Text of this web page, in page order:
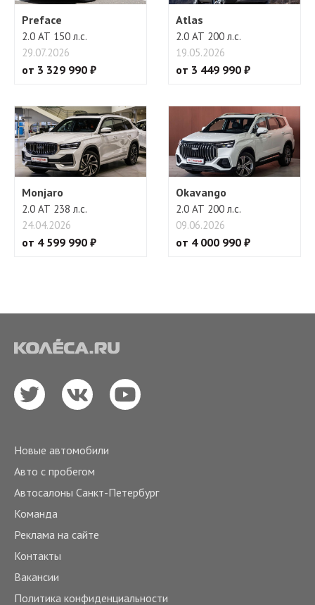
Preface
2.0 АТ 150 л.с.
29.07.2026
от 3 329 990 ₽
Atlas
2.0 АТ 200 л.с.
19.05.2026
от 3 449 990 ₽
Monjaro
2.0 АТ 238 л.с.
24.04.2026
от 4 599 990 ₽
Okavango
2.0 АТ 200 л.с.
09.06.2026
от 4 000 990 ₽
Новые автомобили
Авто с пробегом
Автосалоны Санкт-Петербург
Команда
Реклама на сайте
Контакты
Вакансии
Политика конфиденциальности